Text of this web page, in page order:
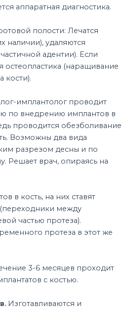
аппаратная диагностика.
полости: Лечатся
наличии), удаляются
адентии). Если
(наращивание
кости).
имплантолог проводит
по внедрению имплантов в
проводится обезболивание
Возможны два вида
разрезом десны и по
Решает врач, опираясь на
в кость, на них ставят
(переходники между
частью протеза).
протеза в этот же
3-6 месяцев проходит
с костью.
Изготавливаются и